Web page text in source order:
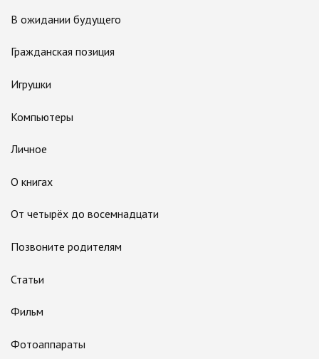
В ожидании будущего
Гражданская позиция
Игрушки
Компьютеры
Личное
О книгах
От четырёх до восемнадцати
Позвоните родителям
Статьи
Фильм
Фотоаппараты